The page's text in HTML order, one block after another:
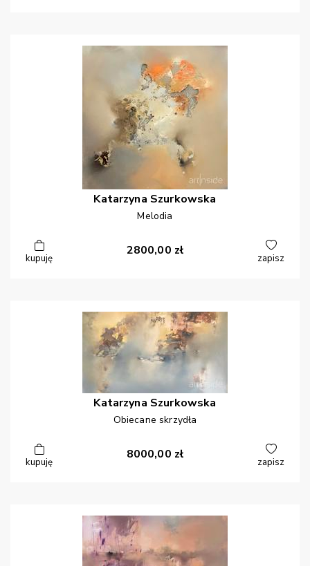
Katarzyna Szurkowska
Melodia
kupuję
2800,00 zł
zapisz
Katarzyna Szurkowska
Obiecane skrzydła
kupuję
8000,00 zł
zapisz